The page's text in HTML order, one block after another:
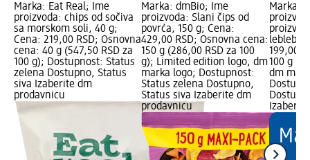
Marka: Eat Real; Ime
proizvoda: chips od sočiva
sa morskom soli, 40 g;
Cena: 219,00 RSD; Osnovna
cena: 40 g (547,50 RSD za
100 g); Dostupnost: Status
zelena Dostupno, Status
siva Izaberite dm
prodavnicu
Marka: dmBio; Ime
proizvoda: Slani čips od
povrća, 150 g; Cena:
429,00 RSD; Osnovna cena:
150 g (286,00 RSD za 100
g); Limited edition logo, dm
marka logo; Dostupnost:
Status zelena Dostupno,
Status siva Izaberite dm
prodavnicu
Marka:
199,00
100 g
dm